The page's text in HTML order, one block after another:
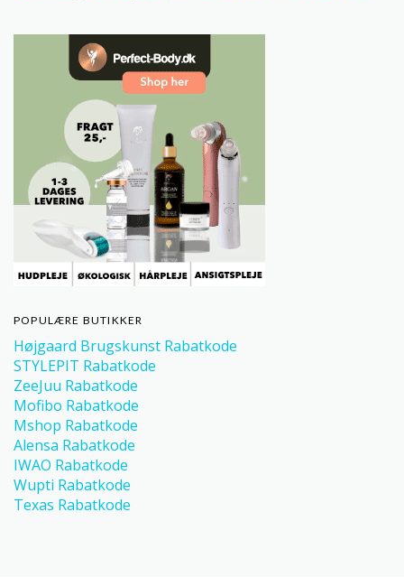
POPULÆRE BUTIKKER
Højgaard Brugskunst Rabatkode
STYLEPIT Rabatkode
ZeeJuu Rabatkode
Mofibo Rabatkode
Mshop Rabatkode
Alensa Rabatkode
IWAO Rabatkode
Wupti Rabatkode
Texas Rabatkode